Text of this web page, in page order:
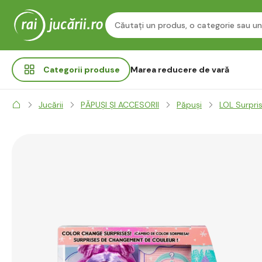
Categorii produse Marea reducere de vară
Jucării PĂPUȘI ȘI ACCESORII Păpuși LOL